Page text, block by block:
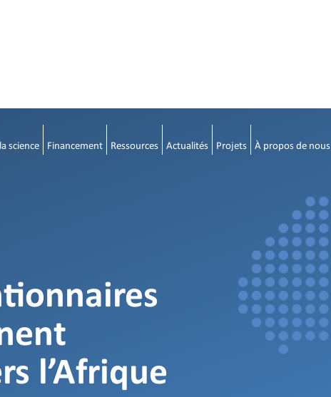
science Financement Ressources Actualités Projets À propos de nous
l’Afrique